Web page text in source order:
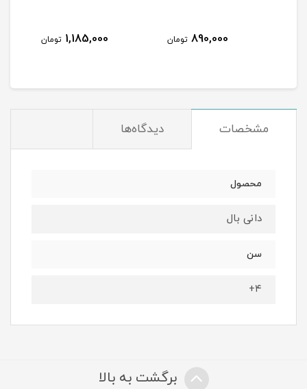
890,000 تومان 1,185,000 تومان
مشخصات دیدگاه‌ها
محصول
دانی بال
سن
۴+
برگشت به بالا